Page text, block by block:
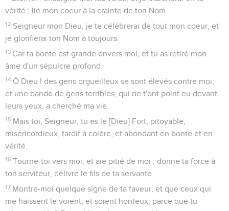
dans les saintes montagnes.
L'Eternel aime les portes de Sion, plus que tous les
Tabernacles de Jacob.
Ce qui se dit de toi, Cité de Dieu, sont des choses
glorieuses ; Sélah.
Je ferai mention de Rahab et de Babylone entre ceux qui
me connaissent ; voici la Palestine, et Tyr, et Cus. Celui-ci,
[disait-on], est né là.
Mais de Sion il sera dit : celui-ci et celui-là y est né ; et le
Souverain lui-même l'établira.
Quand l'Eternel enregistrera les peuples, il dénombrera
aussi ceux-là, [et il dira] : celui-ci est né là ; Sélah.
7 Et les chantres, de même que les joueurs de flûtes, [et]
toutes mes sources seront en toi.
Psaumes 88